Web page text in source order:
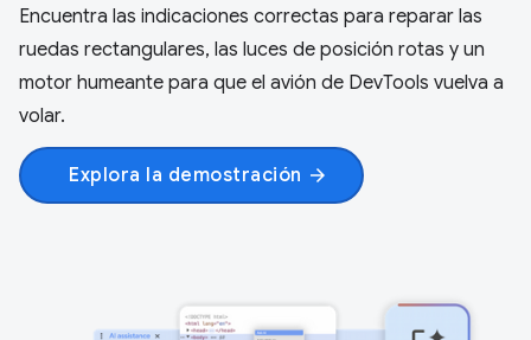
Encuentra las indicaciones correctas para reparar las
ruedas rectangulares, las luces de posición rotas y un
motor humeante para que el avión de DevTools vuelva a
volar.
Explora la demostración arrow_forward